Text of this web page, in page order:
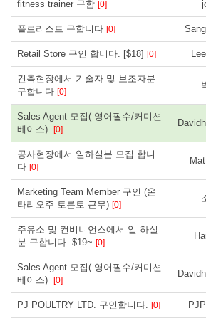
fitness trainer 구함 [0]
플로리스트 구합니다 [0]
Retail Store 구인 합니다. [$18] [0]
건축현장에서 기술자 및 보조자분
구합니다 [0]
Sales Agent 모집( 영어필수/커미션
베이스) [0]
공사현장에서 일하실분 모집 합니
다 [0]
Marketing Team Member 구인 (온
타리오주 토론토 근무) [0]
주유소 및 컨비니언스에서 일 하실
분 구합니다. $19~ [0]
Sales Agent 모집( 영어필수/커미션
베이스) [0]
PJ POULTRY LTD. 구인합니다. [0]